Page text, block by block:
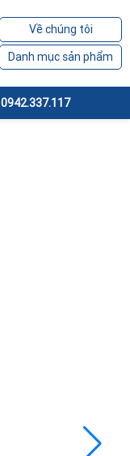
Về chúng tôi
Danh mục sản phẩm
0942.337.117